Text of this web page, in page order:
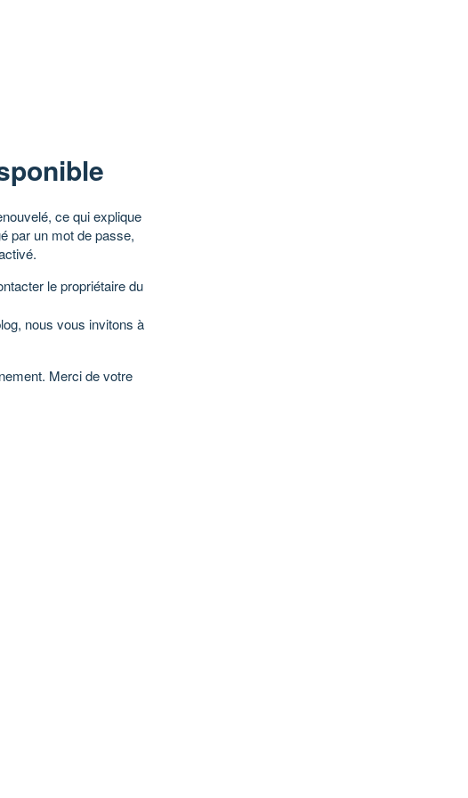
ce qui explique
par un mot de passe,
le propriétaire du
nous vous invitons à
Merci de votre